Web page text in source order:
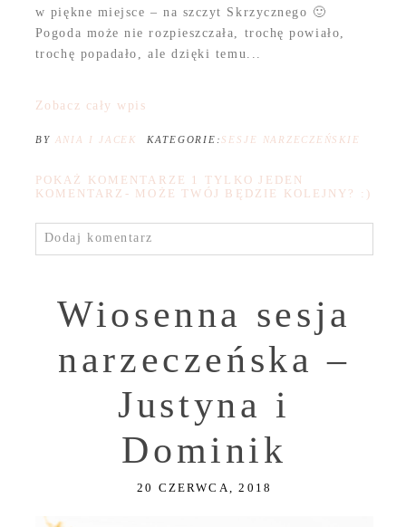
w piękne miejsce – na szczyt Skrzycznego 🙂
Pogoda może nie rozpieszczała, trochę powiało,
trochę popadało, ale dzięki temu...
Zobacz cały wpis
BY ANIA I JACEK KATEGORIE: SESJE NARZECZEŃSKIE
POKAŻ KOMENTARZE
1 TYLKO JEDEN
KOMENTARZ- MOŻE TWÓJ BĘDZIE KOLEJNY? :)
Dodaj komentarz
Wiosenna sesja
narzeczeńska –
Justyna i
Dominik
20 CZERWCA, 2018